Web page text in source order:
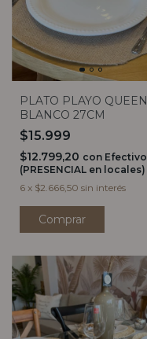
PLATO PLAYO QUEEN
BLANCO 27CM
$15.999
$12.799,20 con Efectivo
(PRESENCIAL en locales)
6 x $2.666,50 sin interés